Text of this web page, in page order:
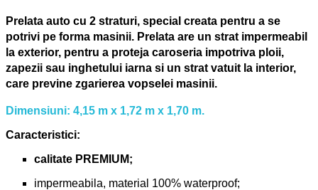
Prelata auto cu 2 straturi, special creata pentru a se
potrivi pe forma masinii. Prelata are un strat impermeabil
la exterior, pentru a proteja caroseria impotriva ploii,
zapezii sau inghetului iarna si un strat vatuit la interior,
care previne zgarierea vopselei masinii.
Dimensiuni: 4,15 m x 1,72 m x 1,70 m.
Caracteristici:
calitate PREMIUM;
impermeabila, material 100% waterproof;